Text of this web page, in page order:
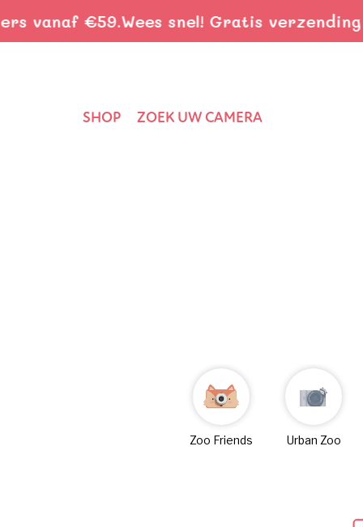
€59. Wees snel! Gratis verzending bij
SHOP ZOEK UW CAMERA
Zoo Friends Urban Zoo